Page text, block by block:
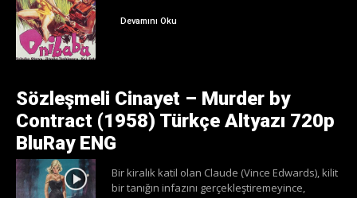
Devamını Oku
Sözleşmeli Cinayet – Murder by
Contract (1958) Türkçe Altyazı 720p
BluRay ENG
Bir kiralık katil olan Claude (Vince Edwards), kilit
bir tanığın infazını gerçekleştiremeyince,